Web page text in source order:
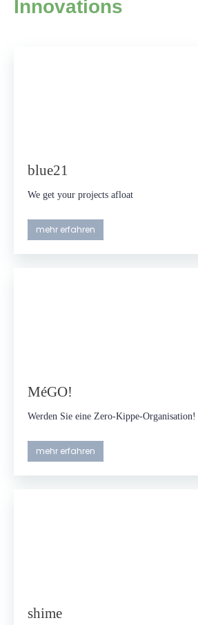
Innovations
blue21
We get your projects afloat
mehr erfahren
MéGO!
Werden Sie eine Zero-Kippe-Organisation!
mehr erfahren
shime